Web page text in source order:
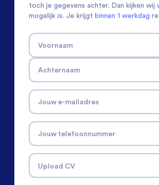
toch je gegevens achter. Dan kijken wij
mogelijk is. Je krijgt binnen 1 werkdag
Voornaam
Achternaam
Jouw e-mailadres
Jouw telefoonnummer
Upload CV